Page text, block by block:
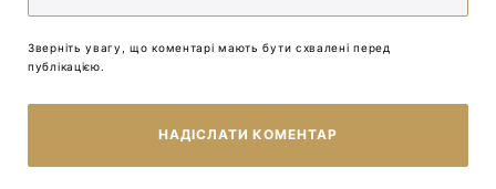
Зверніть увагу, що коментарі мають бути схвалені перед
публікацією.
НАДІСЛАТИ КОМЕНТАР